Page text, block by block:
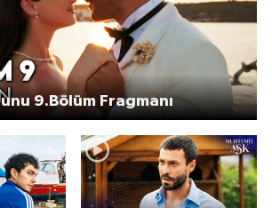
9.Bölüm Fragmanı